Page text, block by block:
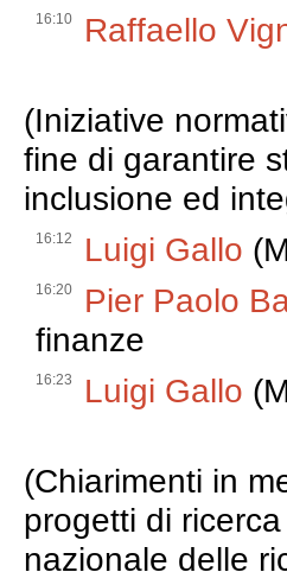
16:10 Raffaello
(Iniziative
fine di garantire
inclusione ed
16:12 Luigi Gallo
16:20 Pier Paolo
finanze
16:23 Luigi Gallo
(Chiarimenti in
progetti di
nazionale delle